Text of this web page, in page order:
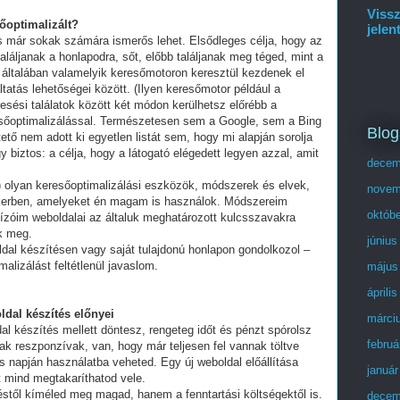
sokak számára ismerős lehet. Elsődleges célja, hogy az
a honlapodra, sőt, előbb találjanak meg téged, mint a
valamelyik keresőmotoron keresztül kezdenek el
lehetőségei között. (Ilyen keresőmotor például a
találatok között két módon kerülhetsz előrébb a
Természetesen sem a Google, sem a Bing
nem adott ki egyetlen listát sem, hogy mi alapján sorolja
biztos: a célja, hogy a látogató elégedett legyen azzal, amit
keresőoptimalizálási eszközök, módszerek és elvek,
amelyeket én magam is használok. Módszereim
weboldalai az általuk meghatározott kulcsszavakra
meg.
készítésen vagy saját tulajdonú honlapon gondolkozol –
feltétlenül javaslom.
készítés előnyei
készítés mellett döntesz, rengeteg időt és pénzt spórolsz
reszponzívak, van, hogy már teljesen fel vannak töltve
napján használatba veheted. Egy új weboldal előállítása
megtakaríthatod vele.
kíméled meg magad, hanem a fenntartási költségektől is.
június
április